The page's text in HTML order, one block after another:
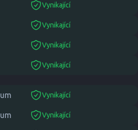
Vynikající
suitable
Vynikající
suitable
Vynikající
suitable
Vynikající
suitable
Vynikající
suitable
Vynikající
suitable